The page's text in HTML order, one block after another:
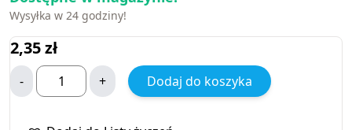
Wysyłka w 24 godziny!
2,35zł
- + Dodaj do koszyka